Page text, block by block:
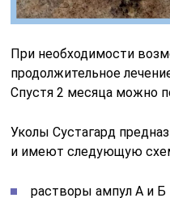
При необходимости
продолжительное
Спустя 2 месяца можно
Уколы Сустагард
и имеют следующую
растворы ампул А и